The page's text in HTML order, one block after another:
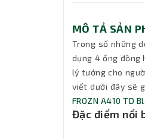
MÔ TẢ SẢN
Trong số những
dụng 4 ống đồng
lý tưởng cho
viết dưới đây sẽ
FROZN A410 TD
Đặc điểm nổi